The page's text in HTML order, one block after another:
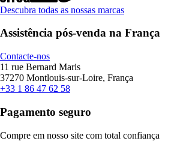
Descubra todas as nossas marcas
Assistência pós-venda na França
Contacte-nos
11 rue Bernard Maris
37270 Montlouis-sur-Loire, França
+33 1 86 47 62 58
Pagamento seguro
Compre em nosso site com total confiança